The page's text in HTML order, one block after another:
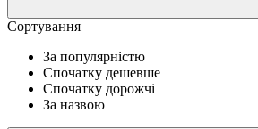
Сортування
За популярністю
Спочатку дешевше
Спочатку дорожчі
За назвою